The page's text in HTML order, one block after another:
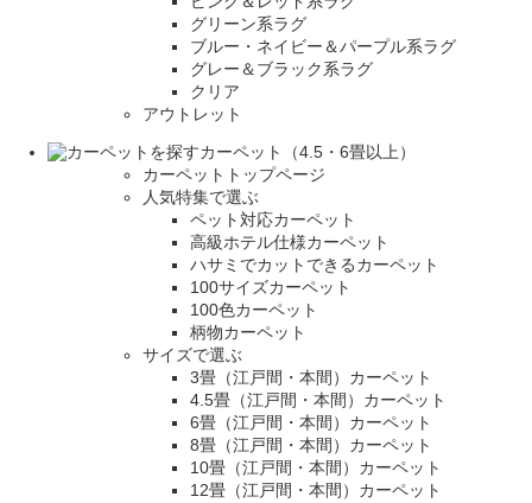
グリーン系ラグ
ブルー・ネイビー＆パープル系ラグ
グレー＆ブラック系ラグ
クリア
アウトレット
カーペット（4.5・6畳以上）
カーペットトップページ
人気特集で選ぶ
ペット対応カーペット
高級ホテル仕様カーペット
ハサミでカットできるカーペット
100サイズカーペット
100色カーペット
柄物カーペット
サイズで選ぶ
3畳（江戸間・本間）カーペット
4.5畳（江戸間・本間）カーペット
6畳（江戸間・本間）カーペット
8畳（江戸間・本間）カーペット
10畳（江戸間・本間）カーペット
12畳（江戸間・本間）カーペット